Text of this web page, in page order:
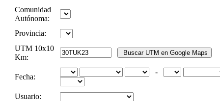
Comunidad
Autónoma:
Provincia:
UTM 10x10
Km:
Fecha:
-
Usuario: